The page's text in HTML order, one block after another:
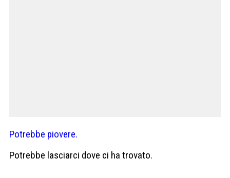
Potrebbe piovere.
Potrebbe lasciarci dove ci ha trovato.